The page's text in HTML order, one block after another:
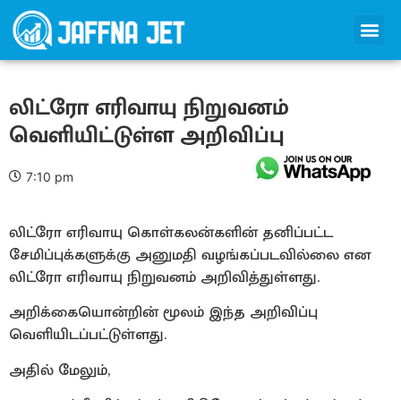
லிட்ரோ எரிவாயு நிறுவனம்
வெளியிட்டுள்ள அறிவிப்பு
7:10 pm
லிட்ரோ எரிவாயு கொள்கலன்களின் தனிப்பட்ட
சேமிப்புக்களுக்கு அனுமதி வழங்கப்படவில்லை என
லிட்ரோ எரிவாயு நிறுவனம் அறிவித்துள்ளது.
அறிக்கையொன்றின் மூலம் இந்த அறிவிப்பு
வெளியிடப்பட்டுள்ளது.
அதில் மேலும்,